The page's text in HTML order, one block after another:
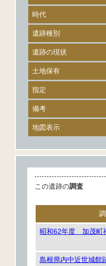
時代
遺跡種別
遺跡の現状
土地保有
指定
備考
地図表示
この遺跡の調査
昭和62年度 加茂町
島根県内中近世城